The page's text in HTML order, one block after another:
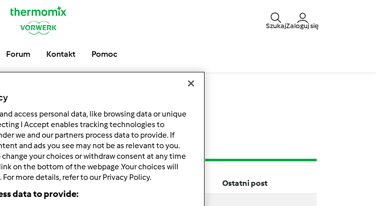
SzukajZaloguj się
Forum Kontakt Pomoc
Posty
Odpowiedzi Ostatni post
access personal data, like browsing data or unique
I Accept enables tracking technologies to
we and our partners process data to provide. If
and ads you see may not be as relevant to you.
your choices or withdraw consent at any time
on the bottom of the webpage .Your choices will
more details, refer to our Privacy Policy.
data to provide: